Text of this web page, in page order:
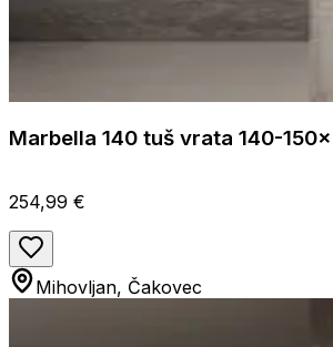
Marbella 140 tuš vrata 140-
254,99 €
Mihovljan, Čakovec